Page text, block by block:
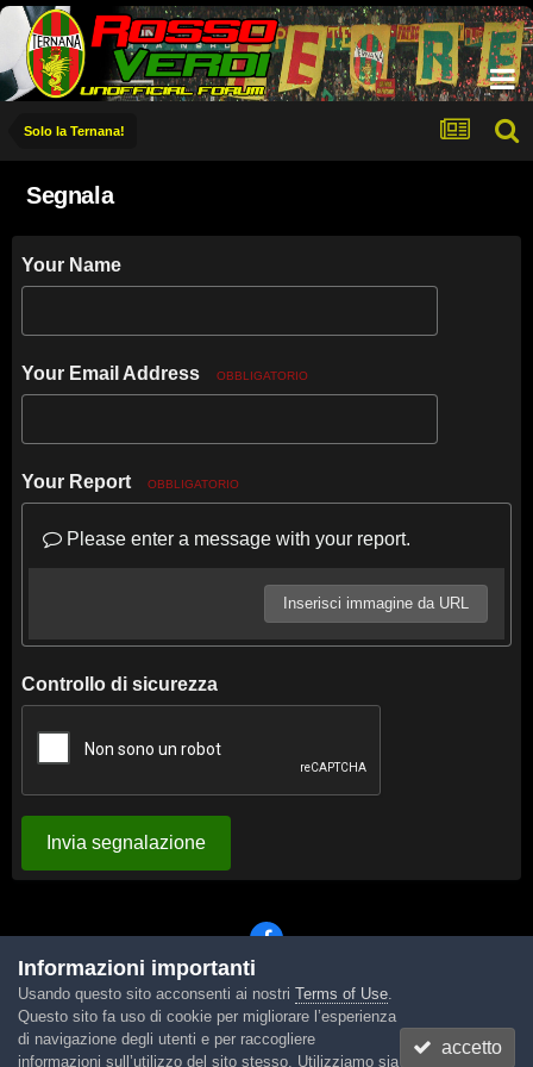
Solo la Ternana!
Segnala
Your Name
Your Email Address OBBLIGATORIO
Your Report OBBLIGATORIO
Please enter a message with your report.
Inserisci immagine da URL
Controllo di sicurezza
Invia segnalazione
Lingua Tema Contattaci Cookies
Powered by Invision Community
Informazioni importanti
Usando questo sito acconsenti ai nostri Terms of Use.
Questo sito fa uso di cookie per migliorare l’esperienza
di navigazione degli utenti e per raccogliere
informazioni sull’utilizzo del sito stesso. Utilizziamo sia
accetto